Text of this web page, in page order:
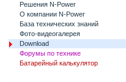
Решения N-Power
О компании N-Power
База технических знаний
Фото-видеогалерея
Download
Форумы по технике
Батарейный калькулятор